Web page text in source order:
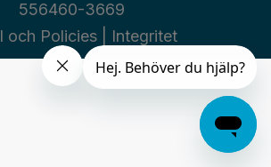
556460-3669
och Policies| Integritet